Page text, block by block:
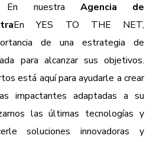
En nuestra Agencia de
En YES TO THE NET,
de una estrategia de
para alcanzar sus objetivos.
está aquí para ayudarle a crear
impactantes adaptadas a su
las últimas tecnologías y
soluciones innovadoras y